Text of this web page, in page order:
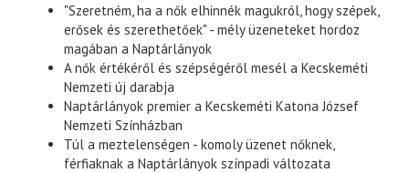
"Szeretném, ha a nők elhinnék magukról, hogy szépek,
erősek és szerethetőek" - mély üzeneteket hordoz
magában a Naptárlányok
A nők értékéről és szépségéről mesél a Kecskeméti
Nemzeti új darabja
Naptárlányok premier a Kecskeméti Katona József
Nemzeti Színházban
Túl a meztelenségen - komoly üzenet nőknek,
férfiaknak a Naptárlányok színpadi változata